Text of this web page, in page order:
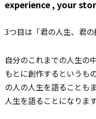
experience, your
3つ目は「君の人生、君の
自分のこれまでの人生の
もとに創作するというも
の人の人生を語ることも
人生を語ることになります